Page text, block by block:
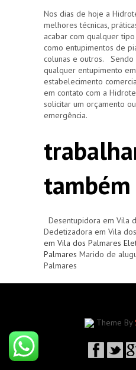
Nos dias de hoje a
melhores técnicas,
acabar com qualquer
como entupimentos de
colunas e outros. Sendo
qualquer entupimento
estabelecimento
em contato com a
solicitar um orçamento
emergência.
Desentupidora em Vila
Dedetizadora em Vila
em Vila dos Palmares
Palmares Marido de
Palmares
Theme By